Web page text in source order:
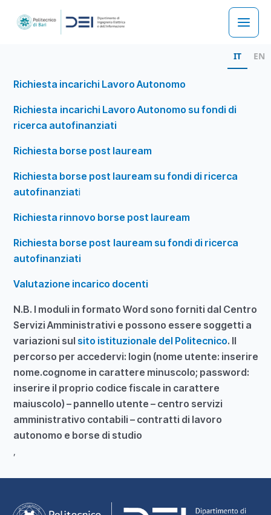
Main
Menu
IT EN
Richiesta incarichi Lavoro Autonomo
Richiesta incarichi Lavoro Autonomo su fondi di
ricerca autofinanziati
Richiesta borse post lauream
Richiesta borse post lauream su fondi di ricerca
autofinanziati
Richiesta rinnovo borse post lauream
Richiesta borse post lauream su fondi di ricerca
autofinanziati
Valutazione incarico docenti
N.B. I moduli in formato Word sono forniti dal Centro
Servizi Amministrativi e possono essere soggetti a
variazioni sul sito istituzionale del Politecnico. Il
percorso per accedervi: login (nome utente: inserire
nome.cognome in carattere minuscolo; password:
inserire il proprio codice fiscale in carattere
maiuscolo) – pannello utente – centro servizi
amministrativo contabili – contratti di lavoro
autonomo e borse di studio
,